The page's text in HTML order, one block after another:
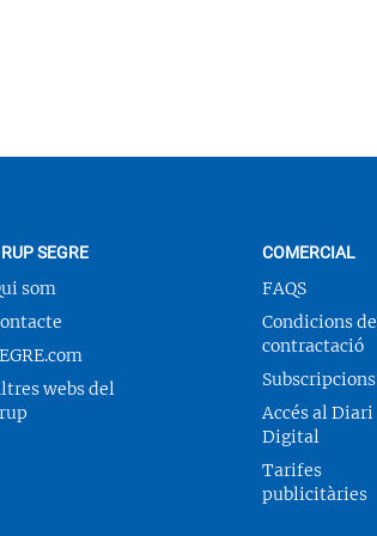
SEGRE
som
webs del
COMERCIAL
FAQS
Condicions de
contractació
Subscripcions
Accés al Diari
Digital
Tarifes
publicitàries